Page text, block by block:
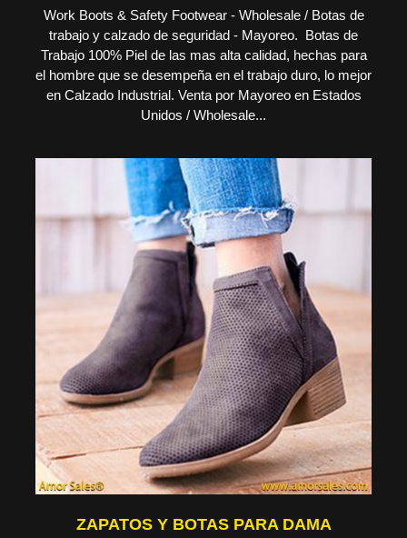
Work Boots & Safety Footwear - Wholesale / Botas de
trabajo y calzado de seguridad - Mayoreo. Botas de
Trabajo 100% Piel de las mas alta calidad, hechas para
el hombre que se desempeña en el trabajo duro, lo mejor
en Calzado Industrial. Venta por Mayoreo en Estados
Unidos / Wholesale...
ZAPATOS Y BOTAS PARA DAMA